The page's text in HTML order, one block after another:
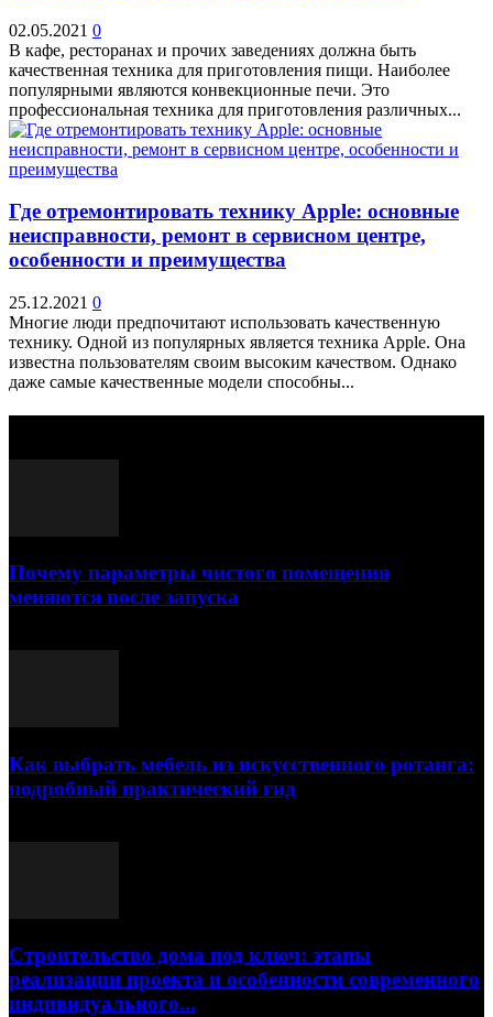
02.05.2021 0
В кафе, ресторанах и прочих заведениях должна быть
качественная техника для приготовления пищи. Наиболее
популярными являются конвекционные печи. Это
профессиональная техника для приготовления различных...
Где отремонтировать технику Apple: основные
неисправности, ремонт в сервисном центре,
особенности и преимущества
25.12.2021 0
Многие люди предпочитают использовать качественную
технику. Одной из популярных является техника Apple. Она
известна пользователям своим высоким качеством. Однако
даже самые качественные модели способны...
Почему параметры чистого помещения
меняются после запуска
Как выбрать мебель из искусственного ротанга:
подробный практический гид
Строительство дома под ключ: этапы
реализации проекта и особенности современного
индивидуального...